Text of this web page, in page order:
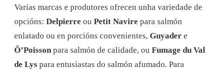
Varias marcas e produtores ofrecen unha variedade de
opcións: Delpierre ou Petit Navire para salmón
enlatado ou en porcións convenientes, Guyader e
Ô’Poissonpara salmón de calidade, ou Fumage du Val
de Lys para entusiastas do salmón afumado. Para